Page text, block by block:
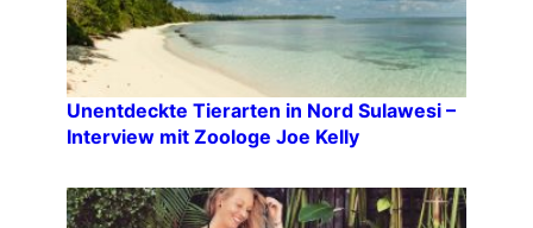
Unentdeckte Tierarten in Nord Sulawesi –
Interview mit Zoologe Joe Kelly